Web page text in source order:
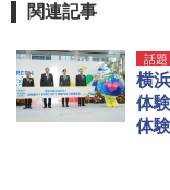
送
関連記事
話題
横
体
体